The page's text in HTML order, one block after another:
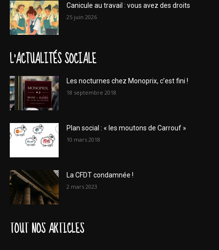
Canicule au travail : vous avez des droits
25 juin 2026
L'ACTUALITÉS SOCIALE
Les nocturnes chez Monoprix, c’est fini !
18 septembre 2018
Plan social : « les moutons de Carrouf »
10 mars 2018
La CFDT condamnée !
2 mars 2023
TOUT NOS ARTICLES